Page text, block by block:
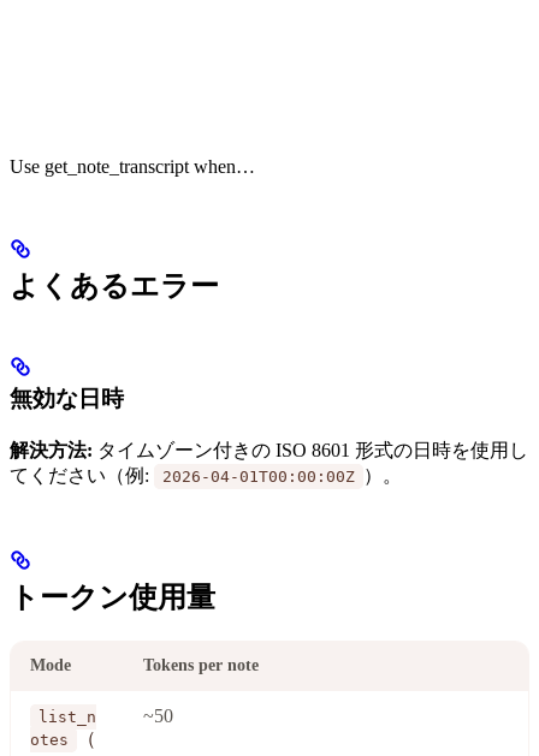
Use get_note_transcript when…
よくあるエラー
無効な日時
解決方法: タイムゾーン付きの ISO 8601 形式の日時を使用し
てください（例:
2026-04-01T00:00:00Z ）。
トークン使用量
Mode Tokens per note
list_n
otes
（
~50